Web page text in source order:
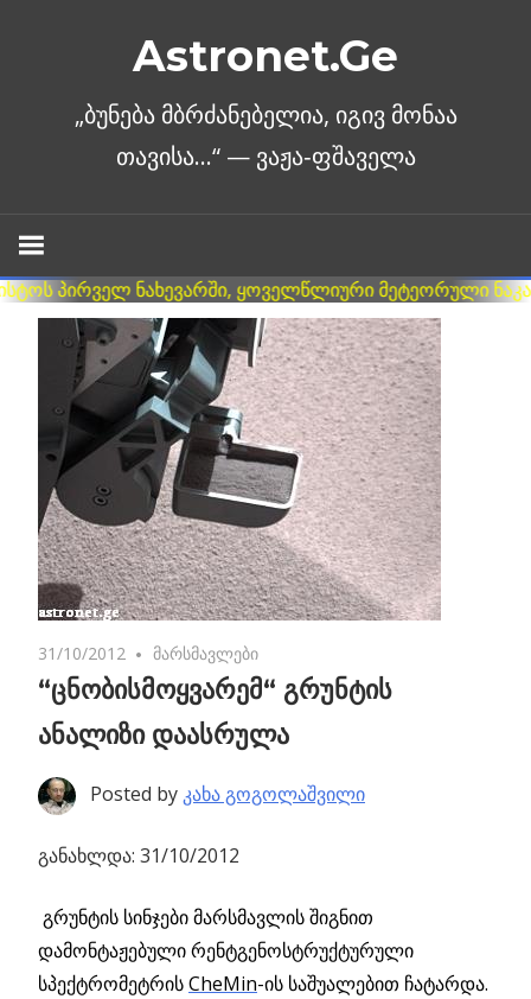
Astronet.Ge
31/10/2012 No comments
მარსმავლები
“ცნობისმოყვარემ“ გრუნტის
ანალიზი დაასრულა
Posted by კახა გოგოლაშვილი
განახლდა: 31/10/2012
გრუნტის სინჯები მარსმავლის შიგნით
დამონტაჟებული რენტგენოსტრუქტურული
სპექტრომეტრისCheMin-ის საშუალებით ჩატარდა.